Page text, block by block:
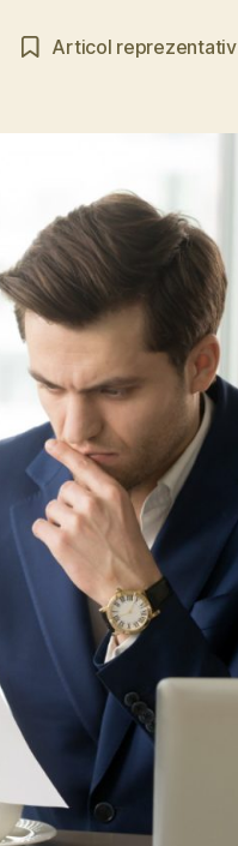
Articol reprezentativ